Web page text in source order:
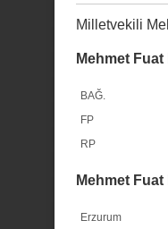
Milletvekili
Mehmet
BAĞ.
FP
RP
Mehmet
Erzurum